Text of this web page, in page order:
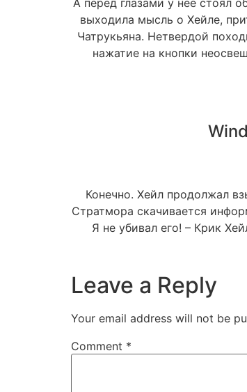
А перед глазами у нее стоял
выходила мысль о Хейле,
Чатрукьяна. Нетвердой
нажатие на кнопки
Конечно. Хейл продолжал
Стратмора скачивается
Я не убивал его! – Крик
Leave a Reply
Your email address will not be
Comment *